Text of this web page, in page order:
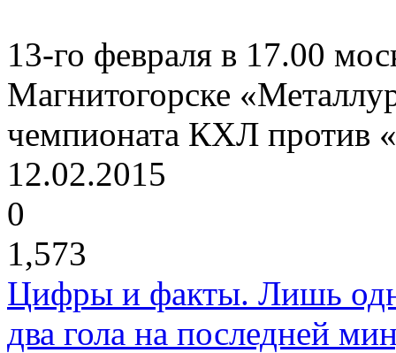
13-го февраля в 17.00
Магнитогорске
чемпионата КХЛ против
12.02.2015
0
1,573
Цифры и факты. Лишь
два гола на последней